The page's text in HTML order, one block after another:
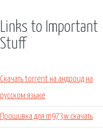
Links to Important
Stuff
Скачать torrent на андроид на
русском языке
Прошивка для m973w скачать